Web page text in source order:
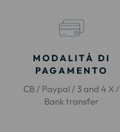
MODALITÀ DI
PAGAMENTO
CB / Paypal / 3 and 4 X /
Bank transfer